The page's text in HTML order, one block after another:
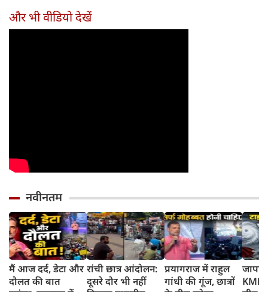
और भी वीडियो देखें
नवीनतम
मैं आज दर्द, डेटा और
दौलत की बात
रांची छात्र आंदोलन:
दूसरे दौर भी नहीं
प्रयागराज में राहुल
गांधी की गूंज, छात्रों